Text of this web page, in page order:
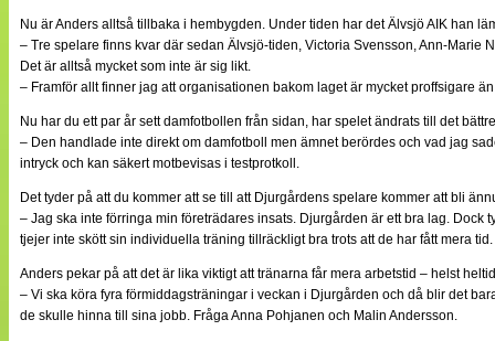
Till klubbkassan
NÄTverket
Split vision
Om oss
Annonsera
Statistik
Tipsa Damfotboll
Kontakt
Nu är Anders alltså tillbaka i hembygden. Under tiden har det Älvsjö AIK han
– Tre spelare finns kvar där sedan Älvsjö-tiden, Victoria Svensson, Ann-Marie
Det är alltså mycket som inte är sig likt.
– Framför allt finner jag att organisationen bakom laget är mycket proffsigare
Nu har du ett par år sett damfotbollen från sidan, har spelet ändrats till det
– Den handlade inte direkt om damfotboll men ämnet berördes och vad jag
intryck och kan säkert motbevisas i testprotkoll.
Det tyder på att du kommer att se till att Djurgårdens spelare kommer att bli
– Jag ska inte förringa min företrädares insats. Djurgården är ett bra lag.
tjejer inte skött sin individuella träning tillräckligt bra trots att de har fått mera tid.
Anders pekar på att det är lika viktigt att tränarna får mera arbetstid – helst
– Vi ska köra fyra förmiddagsträningar i veckan i Djurgården och då blir det
de skulle hinna till sina jobb. Fråga Anna Pohjanen och Malin Andersson.